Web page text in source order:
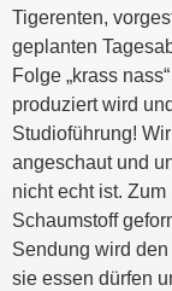
Tigerenten,
geplanten
Folge „krass
produziert wird
Studioführung!
angeschaut und
nicht echt ist.
Schaumstoff
Sendung wird
sie essen dürfen